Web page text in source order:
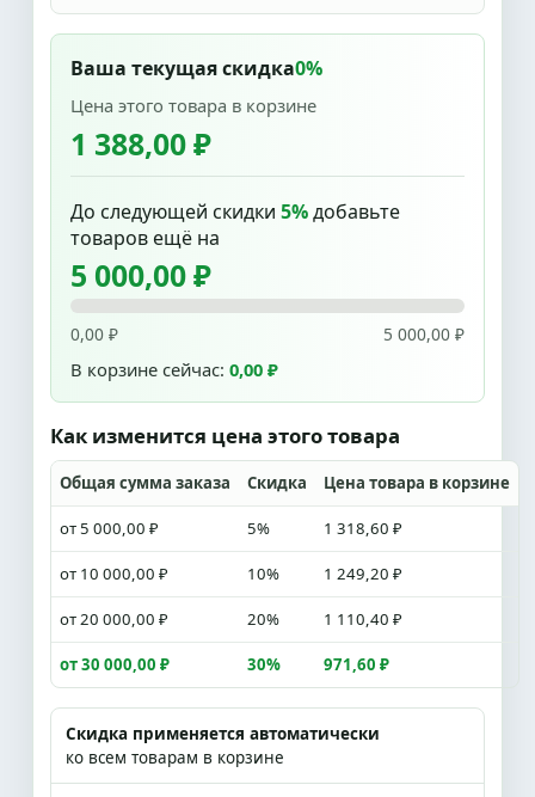
Ваша текущая скидка0%
Цена этого товара в корзине
1 388,00 ₽
До следующей скидки 5%добавьте
товаров ещё на
5 000,00 ₽
0,00 ₽ 5 000,00 ₽
В корзине сейчас: 0,00 ₽
Как изменится цена этого товара
Общая сумма заказа Скидка Цена товара в корзине
от 5 000,00 ₽ 5% 1 318,60 ₽
от 10 000,00 ₽ 10% 1 249,20 ₽
от 20 000,00 ₽ 20% 1 110,40 ₽
от 30 000,00 ₽ 30% 971,60 ₽
Скидка применяется автоматически
ко всем товарам в корзине